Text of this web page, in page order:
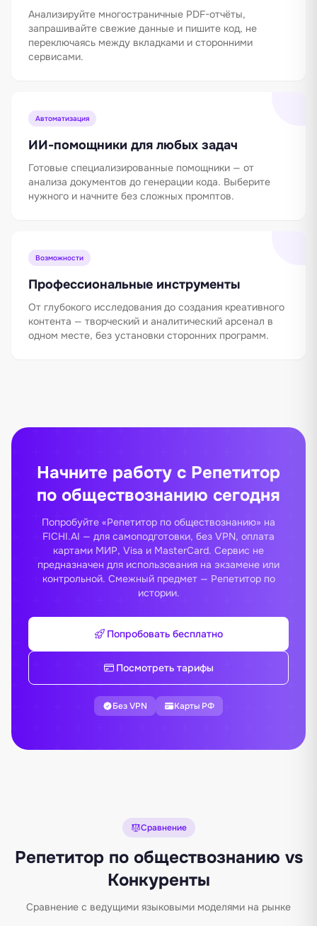
Анализируйте многостраничные PDF-отчёты,
запрашивайте свежие данные и пишите код, не
переключаясь между вкладками и сторонними
сервисами.
Автоматизация
ИИ-помощники для любых задач
Готовые специализированные помощники — от
анализа документов до генерации кода. Выберите
нужного и начните без сложных промптов.
Возможности
Профессиональные инструменты
От глубокого исследования до создания креативного
контента — творческий и аналитический арсенал в
одном месте, без установки сторонних программ.
Начните работу с Репетитор
по обществознанию сегодня
Попробуйте «Репетитор по обществознанию» на
FICHI.AI — для самоподготовки, без VPN, оплата
картами МИР, Visa и MasterCard. Сервис не
предназначен для использования на экзамене или
контрольной. Смежный предмет — Репетитор по
истории.
Попробовать бесплатно
Посмотреть тарифы
Без VPN Карты РФ
Сравнение
Репетитор по обществознанию vs
Конкуренты
Сравнение с ведущими языковыми моделями на рынке